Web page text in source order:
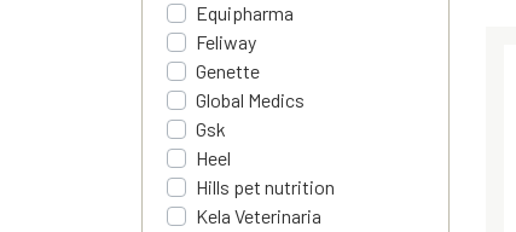
Equipharma
Feliway
Genette
Global Medics
Gsk
Heel
Hills pet nutrition
Kela Veterinaria